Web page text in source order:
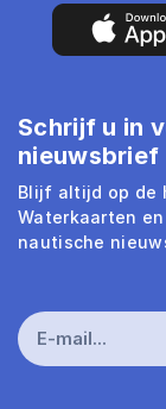
Schrijf u in
nieuwsbrief
Blijf altijd op de
Waterkaarten
nautische